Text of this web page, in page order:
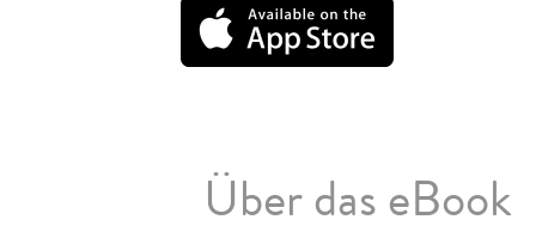
Über das eBook